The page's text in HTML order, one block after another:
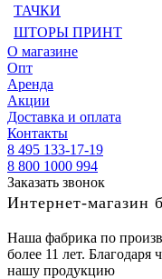
ТАЧКИ
ШТОРЫ ПРИНТ
О магазине
Опт
Аренда
Акции
Доставка и оплата
Контакты
8 495 133-17-19
8 800 1000 994
Заказать звонок
Интернет-магазин
Наша фабрика по
более 11 лет.
нашу продукцию